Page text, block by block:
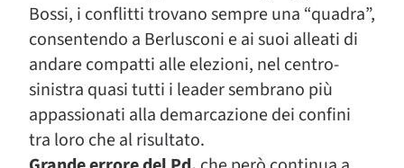
Bossi, i conflitti trovano sempre una “quadra”,
consentendo a Berlusconi e ai suoi alleati di
andare compatti alle elezioni, nel centro-
sinistra quasi tutti i leader sembrano più
appassionati alla demarcazione dei confini
tra loro che al risultato.